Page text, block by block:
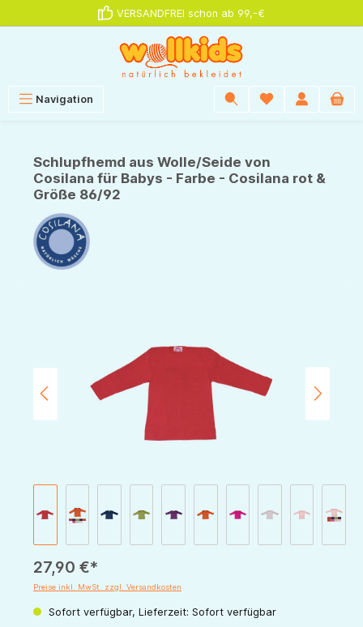
VERSANDFREI schon ab 99,-€
Navigation
Schlupfhemd aus Wolle/Seide von
Cosilana für Babys - Farbe - Cosilana rot &
Größe 86/92
27,90 €*
Preise inkl. MwSt. zzgl. Versandkosten
Sofort verfügbar, Lieferzeit: Sofort verfügbar